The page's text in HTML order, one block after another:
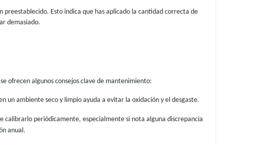
Esto indica que has aplicado la cantidad correcta de
demasiado.
ofrecen algunos consejos clave de mantenimiento:
ambiente seco y limpio ayuda a evitar la oxidación y el desgaste.
calibrarlo periódicamente, especialmente si nota alguna discrepancia
anual.